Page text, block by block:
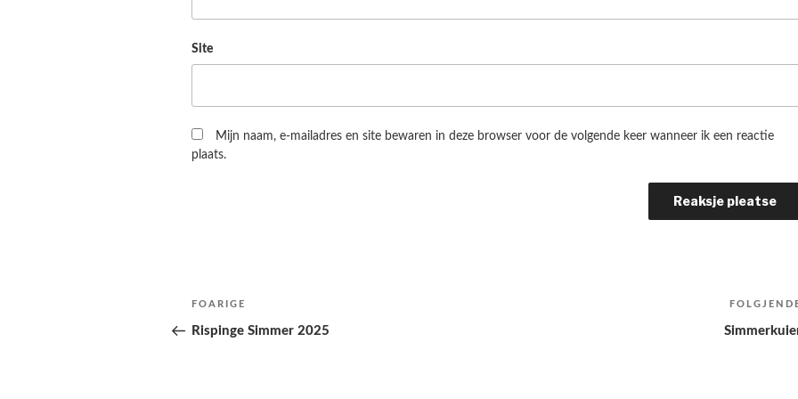
Site
Mijn naam, e-mailadres en site bewaren in deze browser voor de volgende keer wanneer ik een reactie
plaats.
Berichtnavigatie
Folgjende
pagina
FOARIGE
Rispinge Simmer 2025